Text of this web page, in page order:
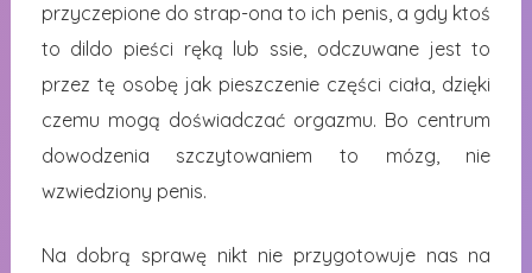
przyczepione do strap-ona to ich penis, a gdy ktoś
to dildo pieści ręką lub ssie, odczuwane jest to
przez tę osobę jak pieszczenie części ciała, dzięki
czemu mogą doświadczać orgazmu. Bo centrum
dowodzenia szczytowaniem to mózg, nie
wzwiedziony penis.
Na dobrą sprawę nikt nie przygotowuje nas na